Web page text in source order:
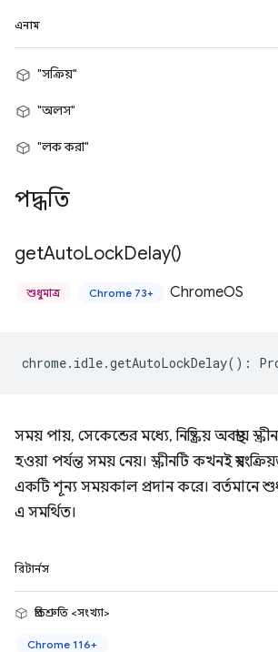
এনাম
"সক্রিয়"
"অলস"
"লক করা"
পদ্ধতি
getAutoLockDelay()
শুধুমাত্র Chrome 73+ ChromeOS
chrome. idle.getAutoLockDelay() :
সময় পায়, সেকেন্ডের মধ্যে, নিষ্ক্রিয় অবস্থায়
হওয়া পর্যন্ত সময় নেয়। স্ক্রীনটি কখনই
একটি শূন্য সময়কাল প্রদান করে। বর্তমানে
এ সমর্থিত।
রিটার্নস
প্রতিশ্রুতি <সংখ্যা>
Chrome 116+